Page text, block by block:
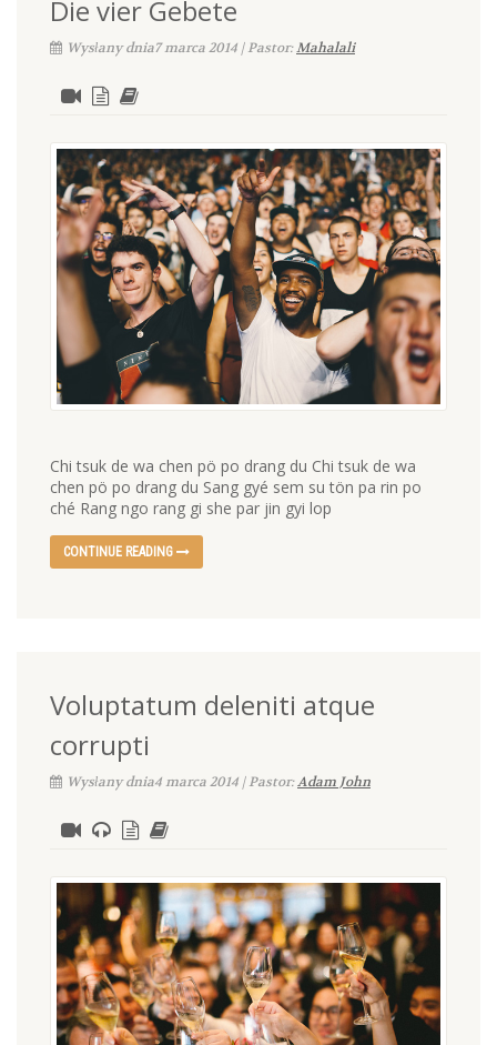
Die vier Gebete
Wysłany dnia7 marca 2014 | Pastor:Mahalali
Chi tsuk de wa chen pö po drang du Chi tsuk de wa
chen pö po drang du Sang gyé sem su tön pa rin po
ché Rang ngo rang gi she par jin gyi lop
CONTINUE READING
Voluptatum deleniti atque
corrupti
Wysłany dnia4 marca 2014 | Pastor:Adam John